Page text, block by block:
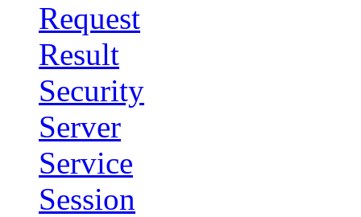
Request
Result
Security
Server
Service
Session